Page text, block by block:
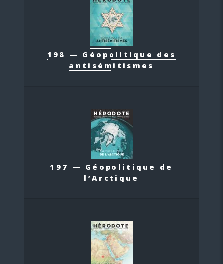
198 — Géopolitique des
antisémitismes
197 — Géopolitique de
l’Arctique